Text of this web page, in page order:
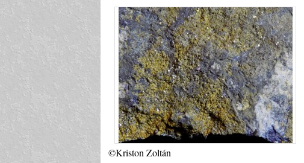
©Kriston Zoltán